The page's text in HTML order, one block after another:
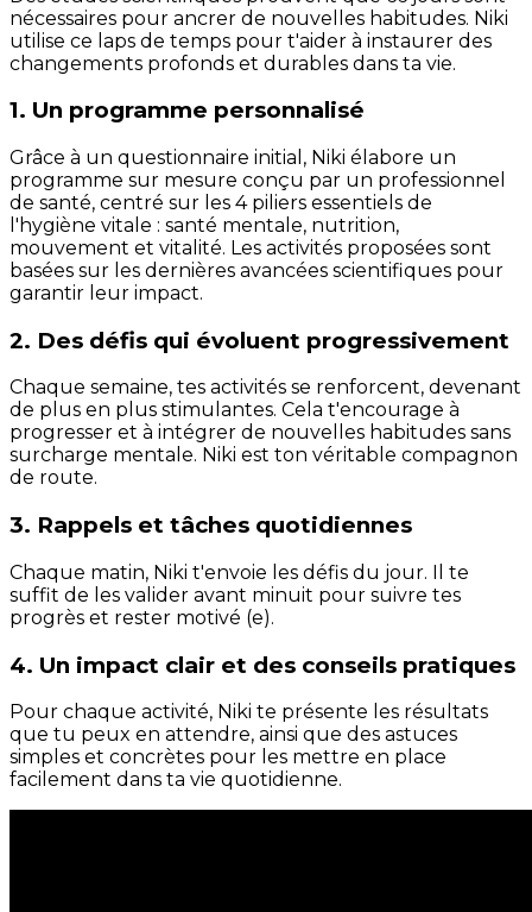
nécessaires pour ancrer de nouvelles habitudes. Niki
utilise ce laps de temps pour t'aider à instaurer des
changements profonds et durables dans ta vie.
1. Un programme personnalisé
Grâce à un questionnaire initial, Niki élabore un
programme sur mesure conçu par un professionnel
de santé, centré sur les 4 piliers essentiels de
l'hygiène vitale : santé mentale, nutrition,
mouvement et vitalité. Les activités proposées sont
basées sur les dernières avancées scientifiques pour
garantir leur impact.
2. Des défis qui évoluent progressivement
Chaque semaine, tes activités se renforcent, devenant
de plus en plus stimulantes. Cela t'encourage à
progresser et à intégrer de nouvelles habitudes sans
surcharge mentale. Niki est ton véritable compagnon
de route.
3. Rappels et tâches quotidiennes
Chaque matin, Niki t'envoie les défis du jour. Il te
suffit de les valider avant minuit pour suivre tes
progrès et rester motivé (e).
4. Un impact clair et des conseils pratiques
Pour chaque activité, Niki te présente les résultats
que tu peux en attendre, ainsi que des astuces
simples et concrètes pour les mettre en place
facilement dans ta vie quotidienne.